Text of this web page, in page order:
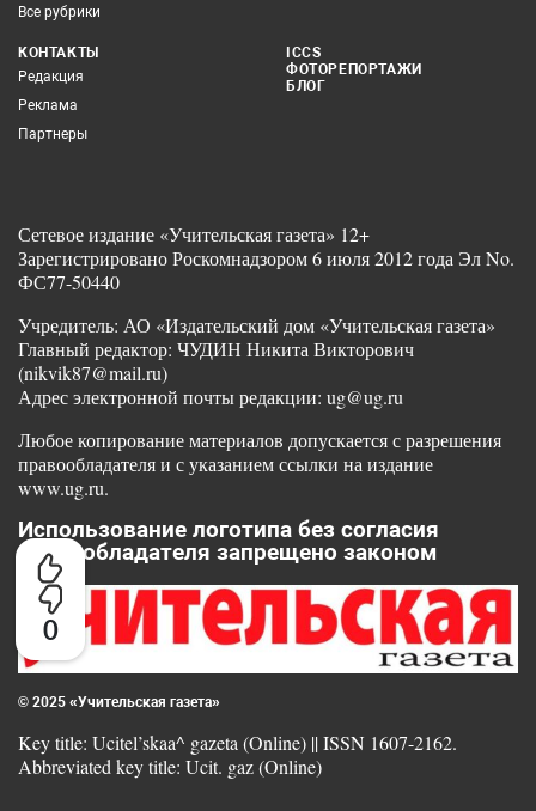
0
Все рубрики
КОНТАКТЫ
Редакция
Реклама
Партнеры
ICCS
ФОТОРЕПОРТАЖИ
БЛОГ
Сетевое издание «Учительская газета» 12+
Зарегистрировано Роскомнадзором 6 июля 2012 года Эл No.
ФС77-50440
Учредитель: АО «Издательский дом «Учительская газета»
Главный редактор: ЧУДИН Никита Викторович
(nikvik87@mail.ru)
Адрес электронной почты редакции: ug@ug.ru
Любое копирование материалов допускается с разрешения
правообладателя и с указанием ссылки на издание
www.ug.ru.
Использование логотипа без согласия
правообладателя запрещено законом
© 2025 «Учительская газета»
Key title: Ucitel’skaa^ gazeta (Online) || ISSN 1607-2162.
Abbreviated key title: Ucit. gaz (Online)